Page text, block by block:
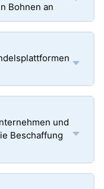
Bohnen an
und
Beschaffung